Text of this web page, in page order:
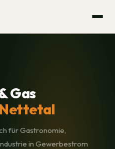
Gas
für Gastronomie,
in Gewerbestrom